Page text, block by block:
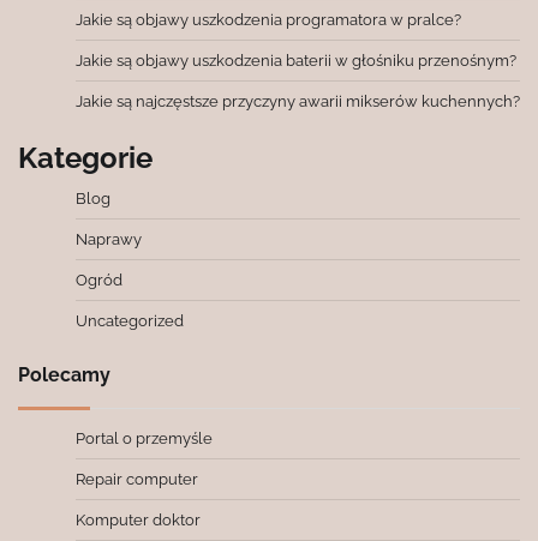
Jakie są objawy uszkodzenia programatora w pralce?
Jakie są objawy uszkodzenia baterii w głośniku przenośnym?
Jakie są najczęstsze przyczyny awarii mikserów kuchennych?
Kategorie
Blog
Naprawy
Ogród
Uncategorized
Polecamy
Portal o przemyśle
Repair computer
Komputer doktor